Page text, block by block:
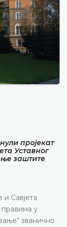
пројекат
Уставног
заштите
и Савјета
у
званично